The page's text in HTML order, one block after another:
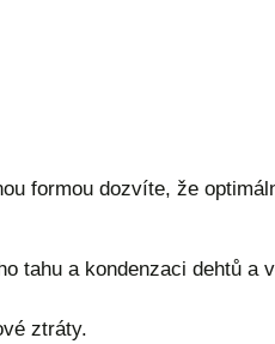
formou dozvíte, že
tahu a kondenzaci dehtů
ztráty.